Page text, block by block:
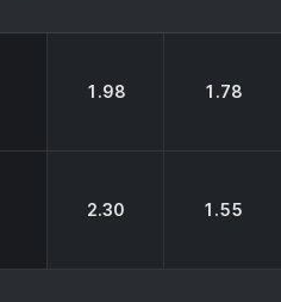
1.98 1.78
2.30 1.55